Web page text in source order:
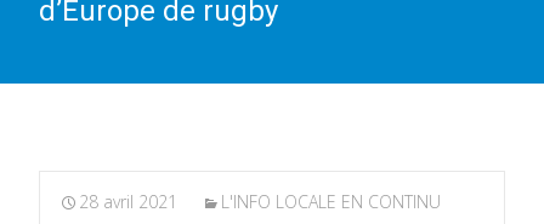
d’Europe de rugby
28 avril 2021 L'INFO LOCALE EN CONTINU